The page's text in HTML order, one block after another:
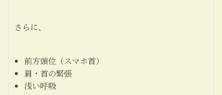
さらに、
前方頭位（スマホ首）
肩・首の緊張
浅い呼吸